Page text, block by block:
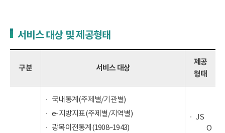
서비스 대상 및 제공형태
구분 서비스 대상
제공
형태
국내통계(주제별/기관별)
e-지방지표(주제별/지역별)
광복이전통계(1908~1943)
JS
O